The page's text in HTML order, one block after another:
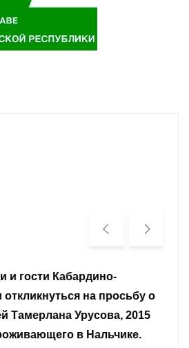
и все неравнодушные